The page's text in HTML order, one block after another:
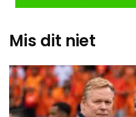
Mis dit niet